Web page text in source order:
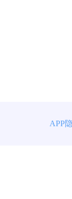
APP